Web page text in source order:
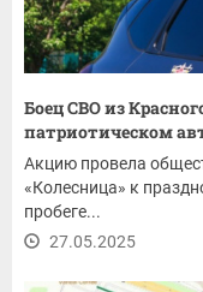
Боец СВО из
патриотическом
Акцию провела
«Колесница» к
пробеге...
27.05.2025